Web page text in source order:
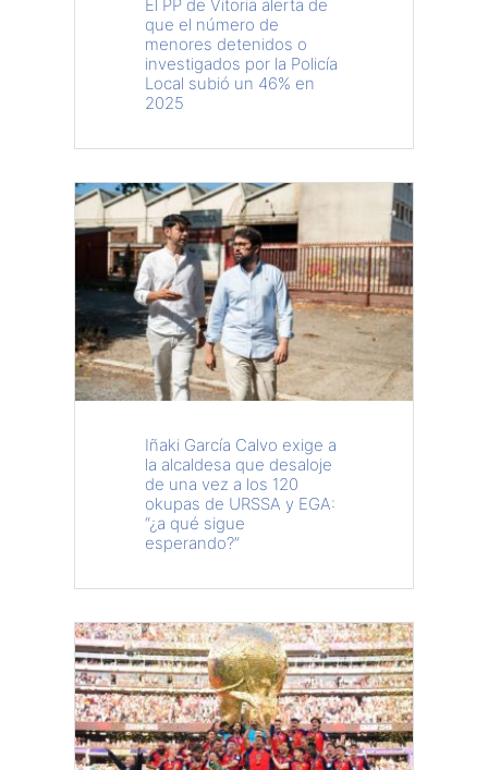
El PP de Vitoria alerta de
que el número de
menores detenidos o
investigados por la Policía
Local subió un 46% en
2025
Iñaki García Calvo exige a
la alcaldesa que desaloje
de una vez a los 120
okupas de URSSA y EGA:
“¿a qué sigue
esperando?”